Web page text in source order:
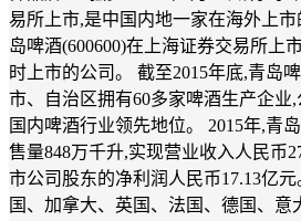
易所上市,是中国内地一家在海外上
岛啤酒(600600)在上海证券交易所上
时上市的公司。 截至2015年底,青岛
市、自治区拥有60多家啤酒生产企业
国内啤酒行业领先地位。 2015年,青
售量848万千升,实现营业收入人民币
市公司股东的净利润人民币17.13亿
国、加拿大、英国、法国、德国、意